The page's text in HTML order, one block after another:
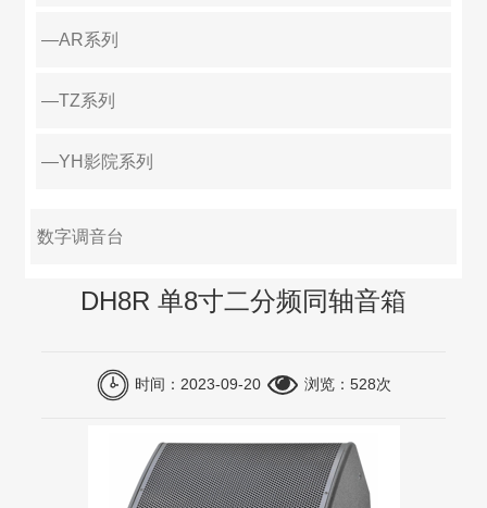
—AR系列
—TZ系列
—F系列
—MA系列
—H系列
—HT系列
—DF系列
—DH系列
—PA系列
—BA系列
—BL系列
—YH影院系列
数字调音台
DH8R 单8寸二分频同轴音箱
时间：2023-09-20 浏览： 528次